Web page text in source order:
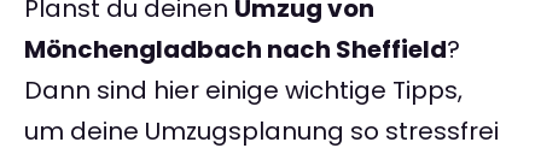
Planst du deinen Umzug von
Mönchengladbach nach Sheffield?
Dann sind hier einige wichtige Tipps,
um deine Umzugsplanung so stressfrei